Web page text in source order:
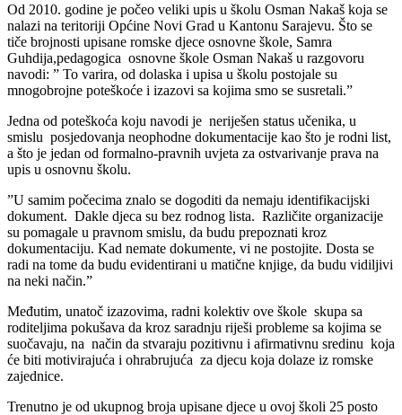
Od 2010. godine je počeo veliki upis u školu Osman Nakaš koja se
nalazi na teritoriji Općine Novi Grad u Kantonu Sarajevu. Što se
tiče brojnosti upisane romske djece osnovne škole, Samra
Guhdija,pedagogica osnovne škole Osman Nakaš u razgovoru
navodi: ” To varira, od dolaska i upisa u školu postojale su
mnogobrojne poteškoće i izazovi sa kojima smo se susretali.”
Jedna od poteškoća koju navodi je neriješen status učenika, u
smislu posjedovanja neophodne dokumentacije kao što je rodni list,
a što je jedan od formalno-pravnih uvjeta za ostvarivanje prava na
upis u osnovnu školu.
”U samim počecima znalo se dogoditi da nemaju identifikacijski
dokument. Dakle djeca su bez rodnog lista. Različite organizacije
su pomagale u pravnom smislu, da budu prepoznati kroz
dokumentaciju. Kad nemate dokumente, vi ne postojite. Dosta se
radi na tome da budu evidentirani u matične knjige, da budu vidiljivi
na neki način.”
Međutim, unatoč izazovima, radni kolektiv ove škole skupa sa
roditeljima pokušava da kroz saradnju riješi probleme sa kojima se
suočavaju, na način da stvaraju pozitivnu i afirmativnu sredinu koja
će biti motivirajuća i ohrabrujuća za djecu koja dolaze iz romske
zajednice.
Trenutno je od ukupnog broja upisane djece u ovoj školi 25 posto